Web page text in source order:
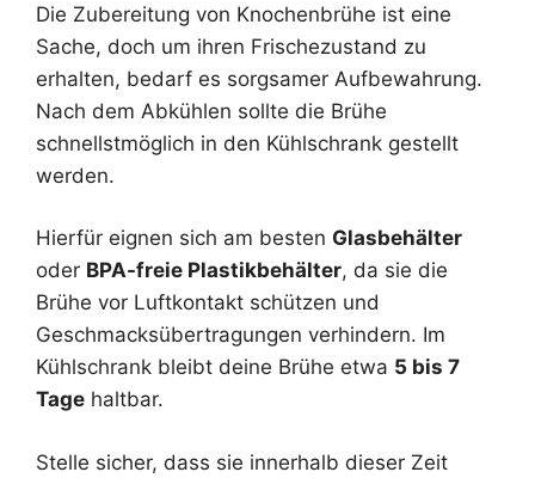
Die Zubereitung von Knochenbrühe ist eine
Sache, doch um ihren Frischezustand zu
erhalten, bedarf es sorgsamer Aufbewahrung.
Nach dem Abkühlen sollte die Brühe
schnellstmöglich in den Kühlschrank gestellt
werden.
Hierfür eignen sich am besten Glasbehälter
oder BPA-freie Plastikbehälter, da sie die
Brühe vor Luftkontakt schützen und
Geschmacksübertragungen verhindern. Im
Kühlschrank bleibt deine Brühe etwa 5 bis 7
Tage haltbar.
Stelle sicher, dass sie innerhalb dieser Zeit